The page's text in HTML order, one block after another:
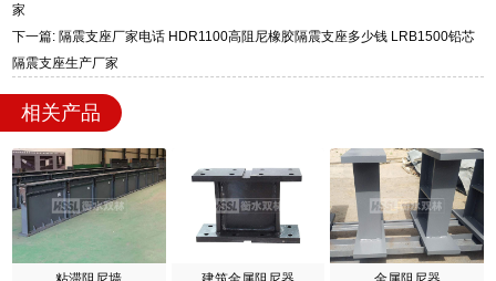
家
下一篇: 隔震支座厂家电话 HDR1100高阻尼橡胶隔震支座多少钱 LRB1500铅芯
隔震支座生产厂家
相关产品